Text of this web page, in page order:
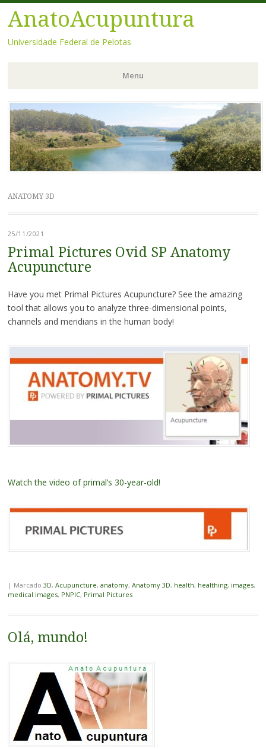
AnatoAcupuntura
Universidade Federal de Pelotas
Menu
Pular
para
o
conteúdo
ANATOMY 3D
25/11/2021
Primal Pictures Ovid SP Anatomy
Acupuncture
Have you met Primal Pictures Acupuncture? See the amazing
tool that allows you to analyze three-dimensional points,
channels and meridians in the human body!
Watch the video of primal’s 30-year-old!
| Marcado 3D, Acupuncture, anatomy, Anatomy 3D, health, healthing, images,
medical images, PNPIC, Primal Pictures
Olá, mundo!